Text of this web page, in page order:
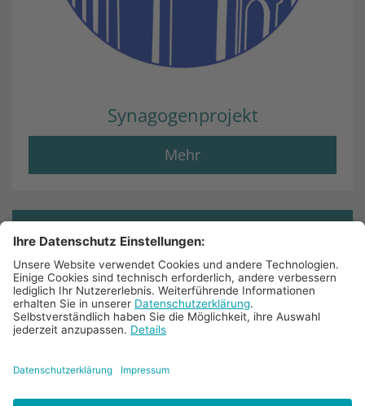
Synagogenprojekt
Mehr